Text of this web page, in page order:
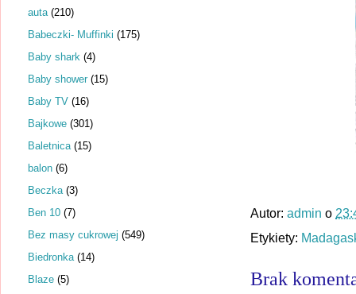
Autor: admin o
Etykiety:
Brak
auta (210)
Babeczki- Muffinki (175)
Baby shark (4)
Baby shower (15)
Baby TV (16)
Bajkowe (301)
Baletnica (15)
balon (6)
Beczka (3)
Ben 10 (7)
Bez masy cukrowej (549)
Biedronka (14)
Blaze (5)